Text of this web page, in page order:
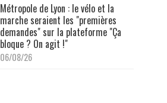
Métropole de Lyon : le vélo et la
marche seraient les "premières
demandes" sur la plateforme "Ça
bloque ? On agit !"
06/08/26